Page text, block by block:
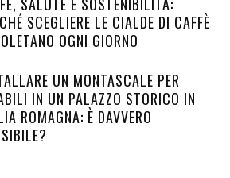
SCEGLIERE LE CIALDE DI CAFFÈ
OGNI GIORNO
UN MONTASCALE PER
IN UN PALAZZO STORICO IN
ROMAGNA: È DAVVERO